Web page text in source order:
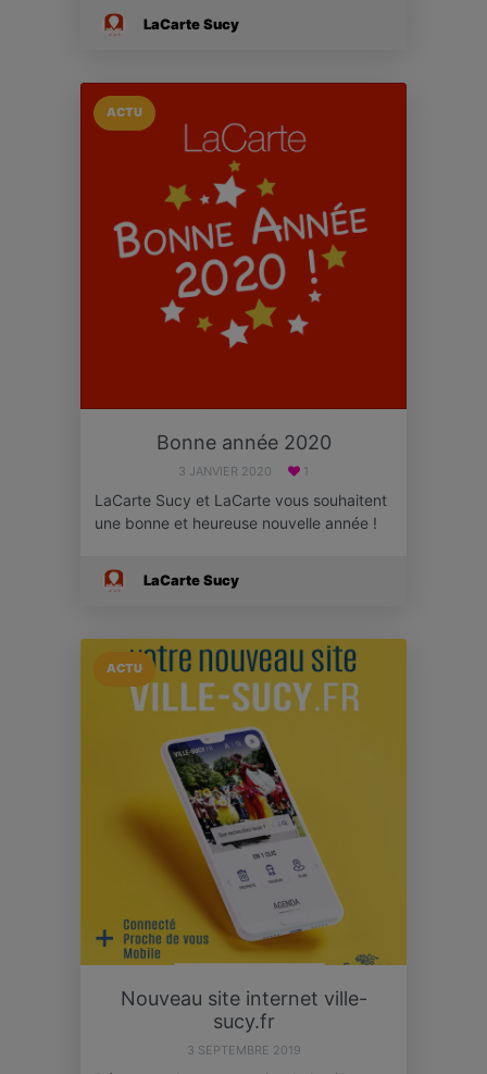
LaCarte Sucy
ACTU
Bonne année 2020
3 JANVIER 2020 1
LaCarte Sucy et LaCarte vous souhaitent
une bonne et heureuse nouvelle année !
LaCarte Sucy
ACTU
Nouveau site internet ville-
sucy.fr
3 SEPTEMBRE 2019